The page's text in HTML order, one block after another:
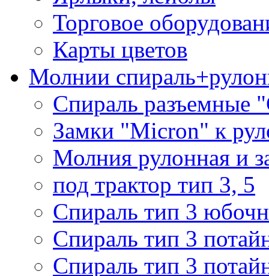
Торговое
Карты цветов
Молнии
Спираль разъемные
Замки "Micron" к
Молния рулонная и
под трактор тип 3, 5
Спираль тип 3
Спираль тип 3
Спираль тип 3